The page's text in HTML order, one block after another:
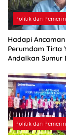
Politik dan
Hadapi Ancaman
Perumdam Tirta
Andalkan Sumur
Politik dan